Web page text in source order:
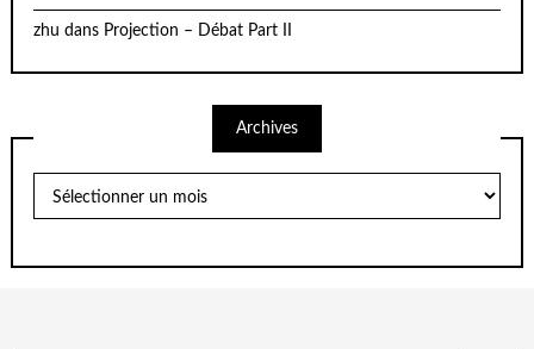
zhu dans Projection – Débat Part II
Archives